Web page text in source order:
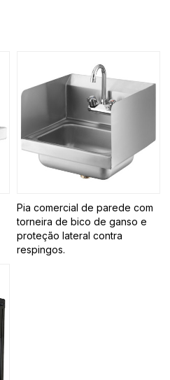
Pia comercial de parede com
torneira de bico de ganso e
proteção lateral contra
respingos.